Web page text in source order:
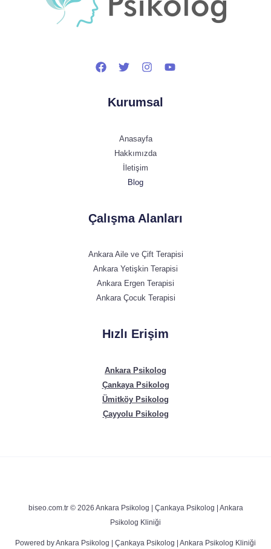
Kurumsal
Anasayfa
Hakkımızda
İletişim
Blog
Çalışma Alanları
Ankara Aile ve Çift Terapisi
Ankara Yetişkin Terapisi
Ankara Ergen Terapisi
Ankara Çocuk Terapisi
Hızlı Erişim
Ankara Psikolog
Çankaya Psikolog
Ümitköy Psikolog
Çayyolu Psikolog
biseo.com.tr © 2026 Ankara Psikolog | Çankaya Psikolog | Ankara
Psikolog Kliniği
Powered by Ankara Psikolog | Çankaya Psikolog | Ankara Psikolog Kliniği